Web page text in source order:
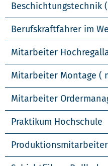
Beschichtungstechnik
Berufskraftfahrer im
Mitarbeiter
Mitarbeiter Montage (
Mitarbeiter
Praktikum Hochschule